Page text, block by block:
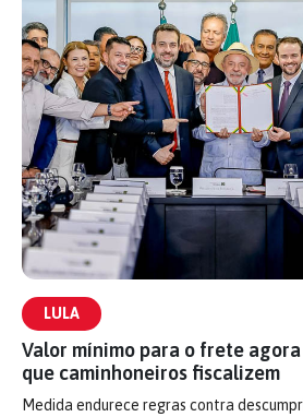
LULA
Valor mínimo para o frete
que caminhoneiros fiscalizem
Medida endurece regras contra